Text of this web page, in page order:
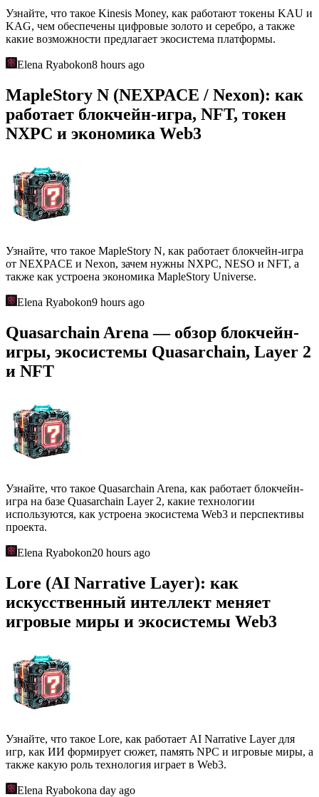
Узнайте, что такое Kinesis Money, как работают токены KAU и
KAG, чем обеспечены цифровые золото и серебро, а также
какие возможности предлагает экосистема платформы.
Elena Ryabokon8 hours ago
MapleStory N (NEXPACE / Nexon): как
работает блокчейн-игра, NFT, токен
NXPC и экономика Web3
Узнайте, что такое MapleStory N, как работает блокчейн-игра
от NEXPACE и Nexon, зачем нужны NXPC, NESO и NFT, а
также как устроена экономика MapleStory Universe.
Elena Ryabokon9 hours ago
Quasarchain Arena — обзор блокчейн-
игры, экосистемы Quasarchain, Layer 2
и NFT
Узнайте, что такое Quasarchain Arena, как работает блокчейн-
игра на базе Quasarchain Layer 2, какие технологии
используются, как устроена экосистема Web3 и перспективы
проекта.
Elena Ryabokon20 hours ago
Lore (AI Narrative Layer): как
искусственный интеллект меняет
игровые миры и экосистемы Web3
Узнайте, что такое Lore, как работает AI Narrative Layer для
игр, как ИИ формирует сюжет, память NPC и игровые миры, а
также какую роль технология играет в Web3.
Elena Ryabokona day ago